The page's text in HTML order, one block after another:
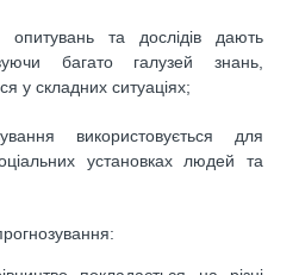
та дослідів дають
багато галузей знань,
у складних ситуаціях;
використовується для
установках людей та